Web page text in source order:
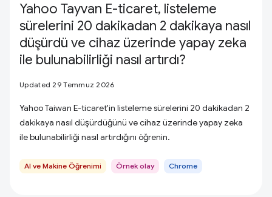
Yahoo Tayvan E-ticaret, listeleme
sürelerini 20 dakikadan 2 dakikaya nasıl
düşürdü ve cihaz üzerinde yapay zeka
ile bulunabilirliği nasıl artırdı?
Updated 29 Temmuz 2026
Yahoo Taiwan E-ticaret'in listeleme sürelerini 20 dakikadan 2
dakikaya nasıl düşürdüğünü ve cihaz üzerinde yapay zeka
ile bulunabilirliği nasıl artırdığını öğrenin.
AI ve Makine Öğrenimi Örnek olay Chrome